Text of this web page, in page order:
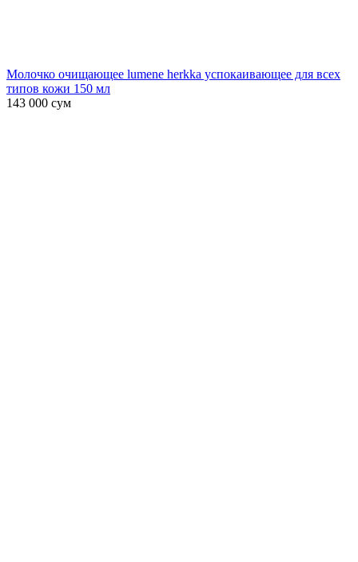
Молочко очищающее lumene herkka успокаивающее для всех
типов кожи 150 мл
143 000 сум